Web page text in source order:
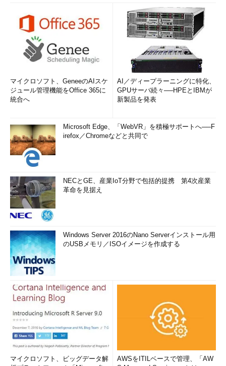
マイクロソフト、GeneeのAIスケ
ジュール管理機能をOffice 365に
統合へ
AI／ディープラーニングに特化、
GPUサーバ続々──HPEとIBMが
新製品を発表
Microsoft Edge、「WebVR」を積極サポートへ──F
irefox／Chromeなどと共同で
NECとGE、産業IoT分野で包括的提携 第4次産業
革命を見据え
Windows Server 2016のNano Serverインストール用
のUSBメモリ／ISOイメージを作成する
マイクロソフト、ビッグデータ解
AWSをITILベースで管理、「AW